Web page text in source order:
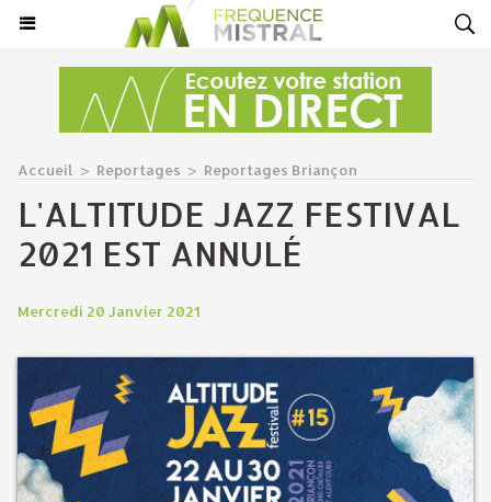
Accueil > Reportages > Reportages Briançon
L'ALTITUDE JAZZ FESTIVAL
2021 EST ANNULÉ
Mercredi 20 Janvier 2021